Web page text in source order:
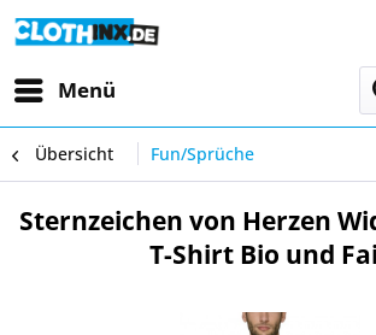
Menü
Übersicht Fun/Sprüche
Sternzeichen von Herzen
T-Shirt Bio und